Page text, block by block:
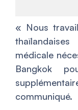
« Nous
médicale
Bangkok
communiqué.